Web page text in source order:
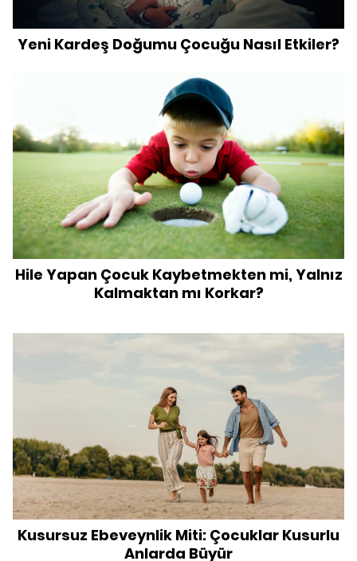
Yeni Kardeş Doğumu Çocuğu Nasıl Etkiler?
Hile Yapan Çocuk Kaybetmekten mi, Yalnız
Kalmaktan mı Korkar?
Kusursuz Ebeveynlik Miti: Çocuklar Kusurlu
Anlarda Büyür